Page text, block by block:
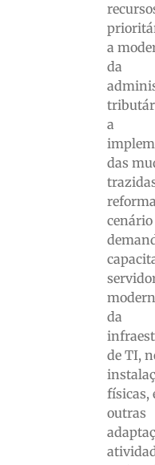
a
da
a
das
cenário
da
de TI,
físicas,
outras